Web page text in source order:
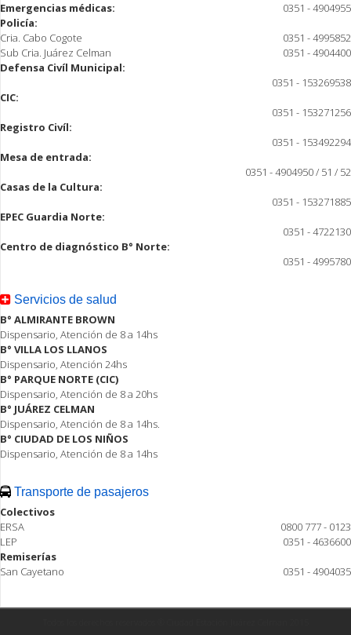
Emergencias médicas:
0351 - 4904955
Policía:
Cria. Cabo Cogote
0351 - 4995852
Sub Cria. Juárez Celman
0351 - 4904400
Defensa Civíl Municipal:
0351 - 153269538
CIC:
0351 - 153271256
Registro Civíl:
0351 - 153492294
Mesa de entrada:
0351 - 4904950 / 51 / 52
Casas de la Cultura:
0351 - 153271885
EPEC Guardia Norte:
0351 - 4722130
Centro de diagnóstico B° Norte:
0351 - 4995780
Servicios de salud
B° ALMIRANTE BROWN
Dispensario, Atención de 8 a 14hs
B° VILLA LOS LLANOS
Dispensario, Atención 24hs
B° PARQUE NORTE (CIC)
Dispensario, Atención de 8 a 20hs
B° JUÁREZ CELMAN
Dispensario, Atención de 8 a 14hs.
B° CIUDAD DE LOS NIÑOS
Dispensario, Atención de 8 a 14hs
Transporte de pasajeros
Colectivos
ERSA
0800 777 - 0123
LEP
0351 - 4636600
Remiserías
San Cayetano
0351 - 4904035